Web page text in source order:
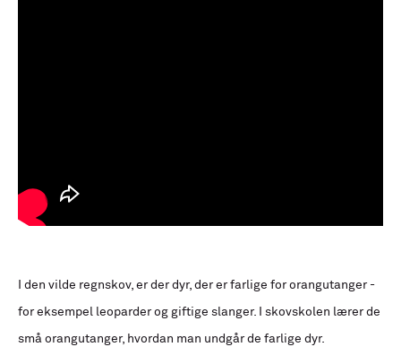
I den vilde regnskov, er der dyr, der er farlige for orangutanger -
for eksempel leoparder og giftige slanger. I skovskolen lærer de
små orangutanger, hvordan man undgår de farlige dyr.